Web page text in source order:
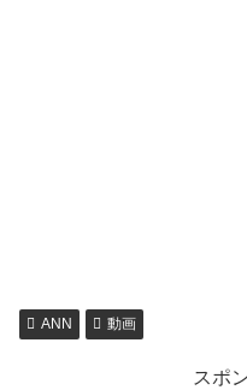
ANN 動画
スポ